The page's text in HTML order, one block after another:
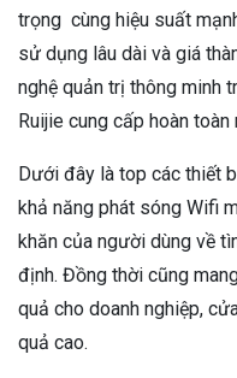
trọng cùng hiệu suất
sử dụng lâu dài và giá
nghệ quản trị thông minh
Ruijie cung cấp hoàn toàn
Dưới đây là top các thiết
khả năng phát sóng Wifi
khăn của người dùng về
định. Đồng thời cũng
quả cho doanh nghiệp,
quả cao.